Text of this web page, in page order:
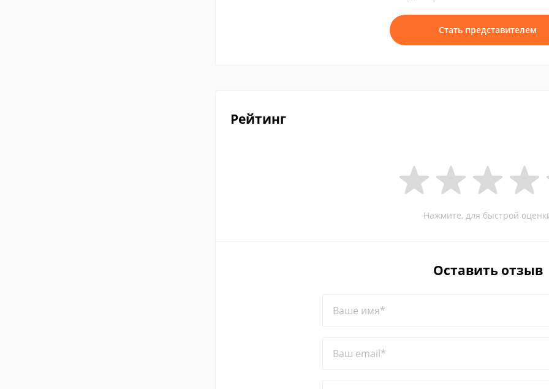
Стать представителем
Рейтинг
Нажмите, для быстрой
Оставить отзыв
Ваше имя*
Ваш email*